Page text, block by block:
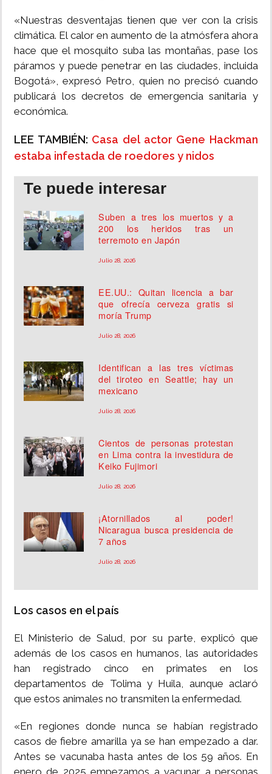
«Nuestras desventajas tienen que ver con la crisis
climática. El calor en aumento de la atmósfera ahora
hace que el mosquito suba las montañas, pase los
páramos y puede penetrar en las ciudades, incluida
Bogotá», expresó Petro, quien no precisó cuando
publicará los decretos de emergencia sanitaria y
económica.
LEE TAMBIÉN: Casa del actor Gene Hackman
estaba infestada de roedores y nidos
Te puede interesar
Suben a tres los muertos y a
200 los heridos tras un
terremoto en Japón
Julio 28, 2026
EE.UU.: Quitan licencia a bar
que ofrecía cerveza gratis si
moría Trump
Julio 28, 2026
Identifican a las tres víctimas
del tiroteo en Seattle; hay un
mexicano
Julio 28, 2026
Cientos de personas protestan
en Lima contra la investidura de
Keiko Fujimori
Julio 28, 2026
¡Atornillados al poder!
Nicaragua busca presidencia de
7 años
Julio 28, 2026
Los casos en el país
El Ministerio de Salud, por su parte, explicó que
además de los casos en humanos, las autoridades
han registrado cinco en primates en los
departamentos de Tolima y Huila, aunque aclaró
que estos animales no transmiten la enfermedad.
«En regiones donde nunca se habían registrado
casos de fiebre amarilla ya se han empezado a dar.
Antes se vacunaba hasta antes de los 59 años. En